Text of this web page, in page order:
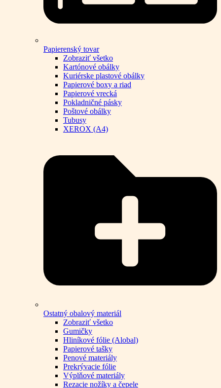
Papierenský tovar
Zobraziť všetko
Kartónové obálky
Kuriérske plastové obálky
Papierové boxy a riad
Papierové vrecká
Pokladničné pásky
Poštové obálky
Tubusy
XEROX (A4)
Ostatný obalový materiál
Zobraziť všetko
Gumičky
Hliníkové fólie (Alobal)
Papierové tašky
Penové materiály
Prekrývacie fólie
Výplňové materiály
Rezacie nožíky a čepele